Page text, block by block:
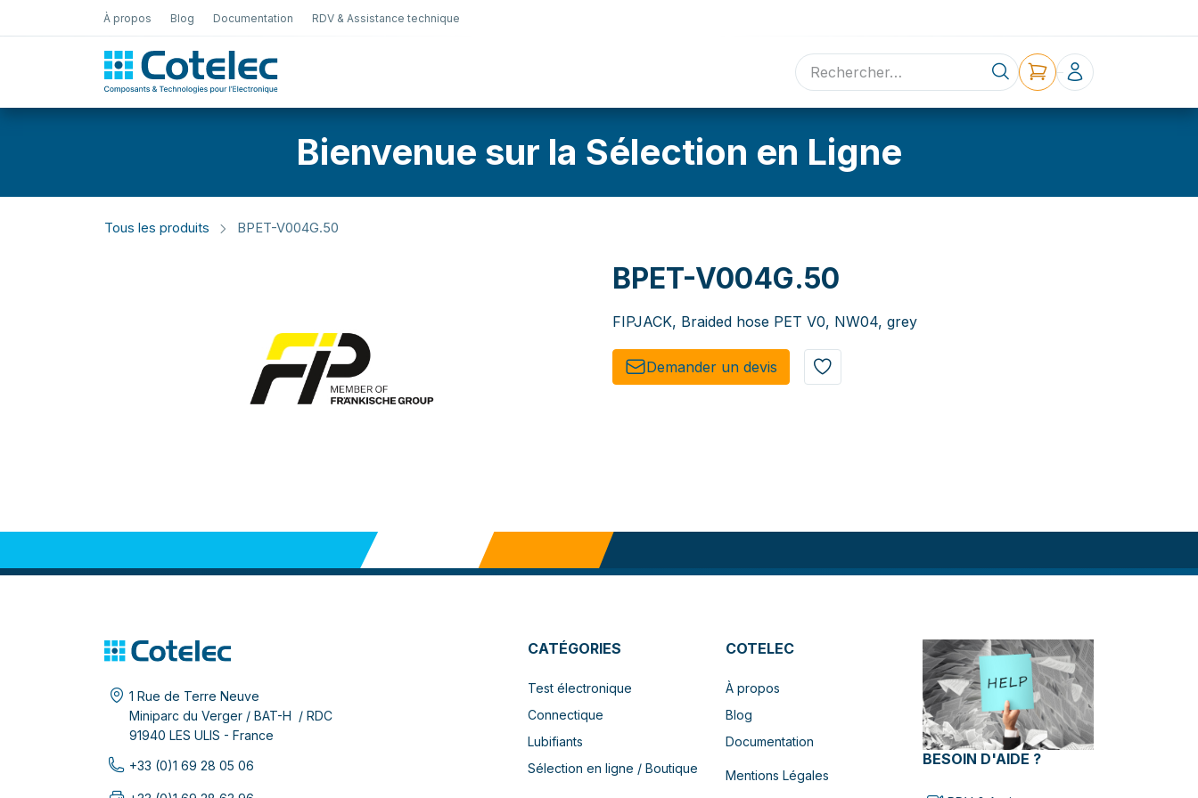
À propos Blog Documentation RDV & Assistance technique
Sélection en ligne Contact
Bienvenue sur la Sélection en Ligne
Tous les produits BPET-V004G.50
BPET-V004G.50
FIPJACK, Braided hose PET V0, NW04, grey
Demander un de​​vis​​
1 Rue de Terre Neuve
Miniparc du Verger / BAT-H / RDC
91940 LES ULIS - France
+33 (0)1 69 28 05 06
CATÉGORIES
Test électronique
Connectique
Lubifiants
Sélection en ligne / Boutique
COTELEC
À propos
Blog
Documentation
Mentions Légales
BESOIN D'AIDE ?